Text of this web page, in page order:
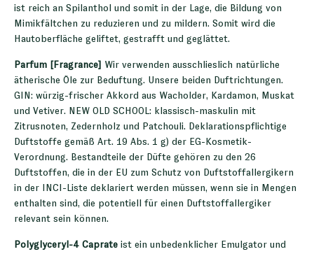
ist reich an Spilanthol und somit in der Lage, die Bildung von
Mimikfältchen zu reduzieren und zu mildern. Somit wird die
Hautoberfläche geliftet, gestrafft und geglättet.
Parfum [Fragrance]
Wir verwenden ausschlieslich natürliche
ätherische Öle zur Beduftung. Unsere beiden Duftrichtungen.
GIN: würzig-frischer Akkord aus Wacholder, Kardamon, Muskat
und Vetiver. NEW OLD SCHOOL: klassisch-maskulin mit
Zitrusnoten, Zedernholz und Patchouli. Deklarationspflichtige
Duftstoffe gemäß Art. 19 Abs. 1 g) der EG-Kosmetik-
Verordnung. Bestandteile der Düfte gehören zu den 26
Duftstoffen, die in der EU zum Schutz von Duftstoffallergikern
in der INCI-Liste deklariert werden müssen, wenn sie in Mengen
enthalten sind, die potentiell für einen Duftstoffallergiker
relevant sein können.
Polyglyceryl-4 Caprate ist ein unbedenklicher Emulgator und